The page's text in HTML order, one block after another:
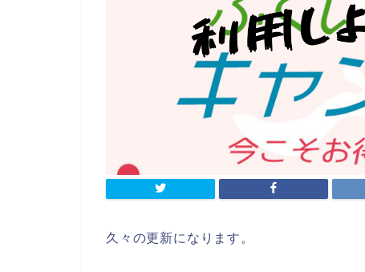
久々の更新になります。